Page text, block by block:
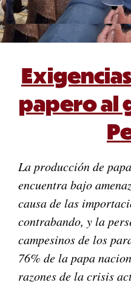
papero al
La producción de
encuentra bajo
causa de las
contrabando, y la
campesinos de los
76% de la papa
razones de la crisis